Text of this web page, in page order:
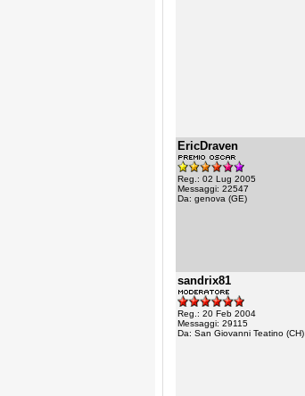
EricDraven
Reg.: 02 Lug 2005
Messaggi: 22547
Da: genova (GE)
sandrix81
Reg.: 20 Feb 2004
Messaggi: 29115
Da: San Giovanni Teatino (CH)